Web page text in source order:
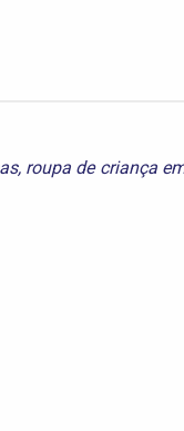
, roupa de criança